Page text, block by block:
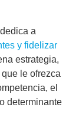
a
y fidelizar
estrategia,
le ofrezca
el
determinante